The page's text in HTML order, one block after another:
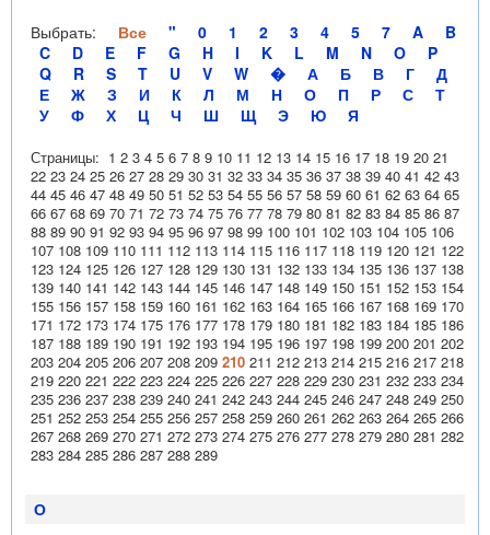
Выбрать: Все " 0 1 2 3 4 5 7 A
B
C
D E F G H I K L M N O
P
Q
R S T U V W � А Б В Г
Д
Е
Ж З И К Л М Н О П Р С
Т
У
Ф Х Ц Ч Ш Щ Э Ю Я
Страницы: 1 2 3 4 5 6 7 8 9 10 11 12 13 14 15 16 17 18 19 20 21
22 23 24 25 26 27 28 29 30 31 32 33 34 35 36 37 38 39 40 41 42 43
44 45 46 47 48 49 50 51 52 53 54 55 56 57 58 59 60 61 62 63 64 65
66 67 68 69 70 71 72 73 74 75 76 77 78 79 80 81 82 83 84 85 86 87
88 89 90 91 92 93 94 95 96 97 98 99 100 101 102 103 104 105 106
107 108 109 110 111 112 113 114 115 116 117 118 119 120 121 122
123 124 125 126 127 128 129 130 131 132 133 134 135 136 137 138
139 140 141 142 143 144 145 146 147 148 149 150 151 152 153 154
155 156 157 158 159 160 161 162 163 164 165 166 167 168 169 170
171 172 173 174 175 176 177 178 179 180 181 182 183 184 185 186
187 188 189 190 191 192 193 194 195 196 197 198 199 200 201 202
203 204 205 206 207 208 209 210 211 212 213 214 215 216 217 218
219 220 221 222 223 224 225 226 227 228 229 230 231 232 233 234
235 236 237 238 239 240 241 242 243 244 245 246 247 248 249 250
251 252 253 254 255 256 257 258 259 260 261 262 263 264 265 266
267 268 269 270 271 272 273 274 275 276 277 278 279 280 281 282
283 284 285 286 287 288 289
О